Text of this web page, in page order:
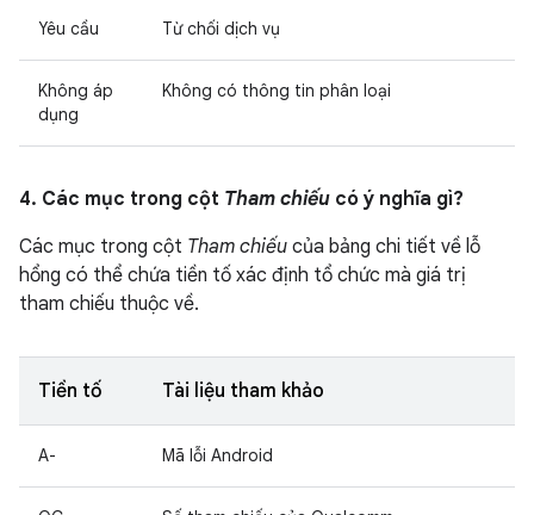
Yêu cầu Từ chối dịch vụ
Không áp
dụng
Không có thông tin phân loại
4. Các mục trong cột Tham chiếu có ý nghĩa gì?
Các mục trong cột Tham chiếu của bảng chi tiết về lỗ
hổng có thể chứa tiền tố xác định tổ chức mà giá trị
tham chiếu thuộc về.
Tiền tố Tài liệu tham khảo
A- Mã lỗi Android